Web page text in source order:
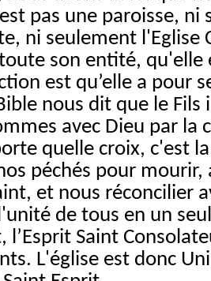
pas une paroisse,
ni seulement
son entité, qu'elle
est qu’elle a pour
nous dit que le
avec Dieu par la
quelle croix, c'est
péchés pour
et nous réconcilier
de tous en un
l’Esprit Saint
L'église est donc